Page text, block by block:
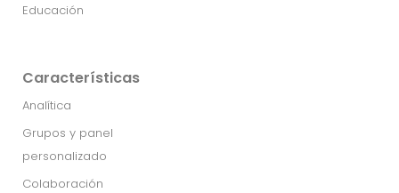
Educación
Características
Analítica
Grupos y panel
personalizado
Colaboración